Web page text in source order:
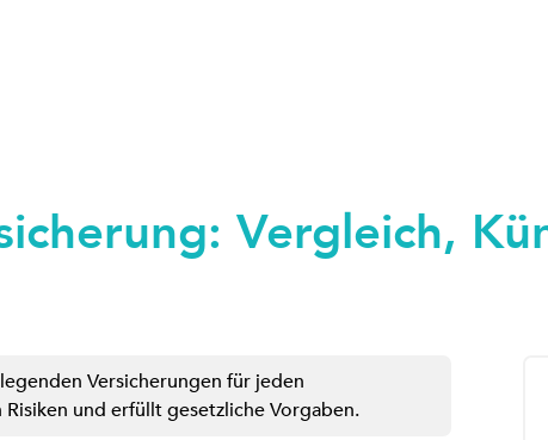
Vergleich,
Versicherungen für jeden
und erfüllt gesetzliche Vorgaben.